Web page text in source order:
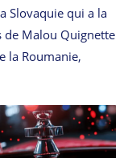
Slovaquie qui a la
de Malou Quignette
la Roumanie,